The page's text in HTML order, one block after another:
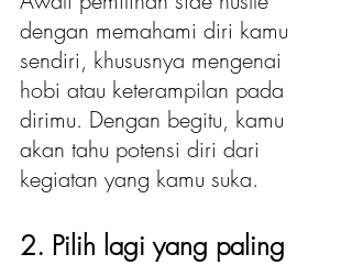
dengan memahami diri kamu
sendiri, khususnya mengenai
hobi atau keterampilan pada
dirimu. Dengan begitu, kamu
akan tahu potensi diri dari
kegiatan yang kamu suka.
2. Pilih lagi yang paling